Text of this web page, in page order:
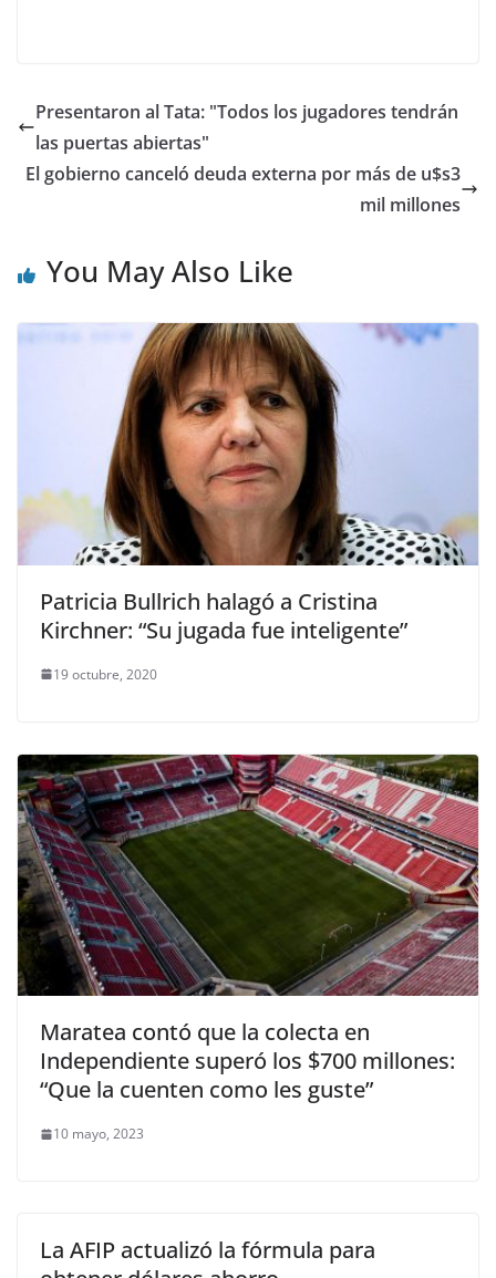
Presentaron al Tata: "Todos los jugadores tendrán
las puertas abiertas"
El gobierno canceló deuda externa por más de u$s3
mil millones
You May Also Like
Patricia Bullrich halagó a Cristina
Kirchner: “Su jugada fue inteligente”
19 octubre, 2020
Maratea contó que la colecta en
Independiente superó los $700 millones:
“Que la cuenten como les guste”
10 mayo, 2023
La AFIP actualizó la fórmula para